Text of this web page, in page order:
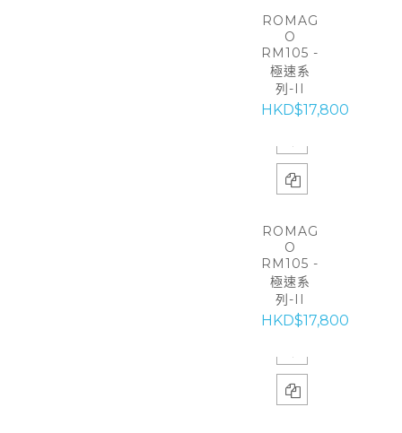
ROMAG
O
RM105 -
極速系
列-II
HKD$17,800
ROMAG
O
RM105 -
極速系
列-II
HKD$17,800